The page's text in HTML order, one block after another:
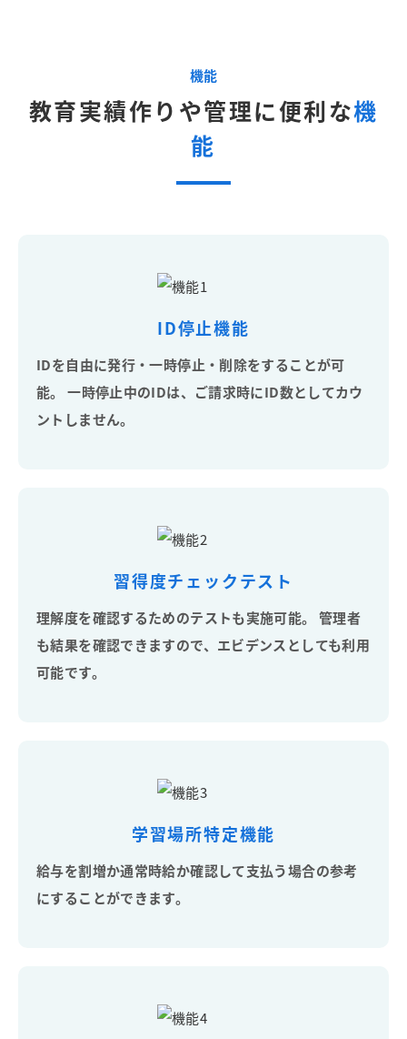
機能
教育実績作りや管理に便利な機
能
ID停止機能
IDを自由に発行・一時停止・削除をすることが可
能。 一時停止中のIDは、ご請求時にID数としてカウ
ントしません。
習得度チェックテスト
理解度を確認するためのテストも実施可能。 管理者
も結果を確認できますので、エビデンスとしても利用
可能です。
学習場所特定機能
給与を割増か通常時給か確認して支払う場合の参考
にすることができます。